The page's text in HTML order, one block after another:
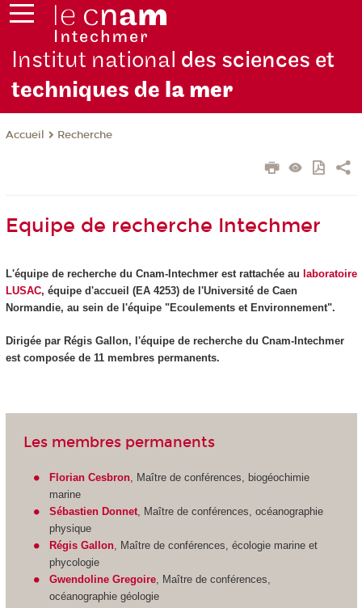
Institut national des sciences et
techniques de la mer
Accueil Recherche
Equipe de recherche Intechmer
L'équipe de recherche du Cnam-Intechmer est rattachée au laboratoire
LUSAC, équipe d'accueil (EA 4253) de l'Université de Caen
Normandie, au sein de l'équipe "Ecoulements et Environnement".
Dirigée par Régis Gallon, l'équipe de recherche du Cnam-Intechmer
est composée de 11 membres permanents.
Les membres permanents
Florian Cesbron, Maître de conférences, biogéochimie
marine
Sébastien Donnet, Maître de conférences, océanographie
physique
Régis Gallon, Maître de conférences, écologie marine et
phycologie
Gwendoline Gregoire, Maître de conférences,
océanographie géologie